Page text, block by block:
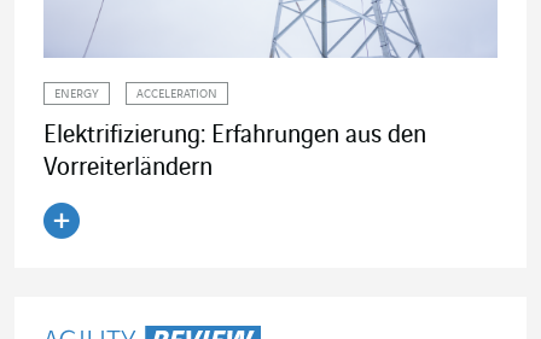
ENERGY ACCELERATION
Elektrifizierung: Erfahrungen aus den
Vorreiterländern